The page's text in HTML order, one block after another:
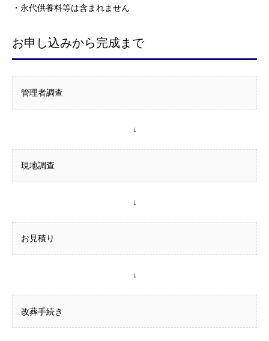
・永代供養料等は含まれません
お申し込みから完成まで
管理者調查
↓
現地調查
↓
お見積り
↓
改葬手続き